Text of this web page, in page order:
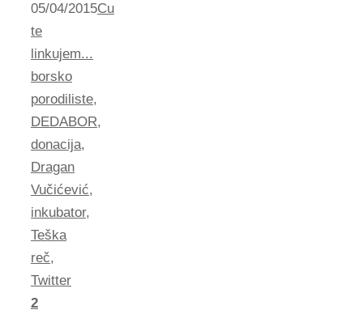
05/04/2015Cu
te
linkujem...
borsko
porodiliste,
DEDABOR,
donacija,
Dragan
Vučićević,
inkubator,
Teška
reč,
Twitter
2